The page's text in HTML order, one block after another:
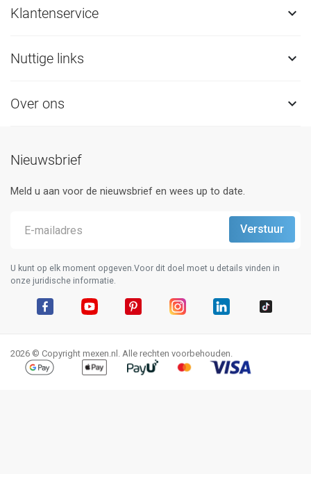
Klantenservice 
Nuttige links 
Over ons 
Nieuwsbrief
Meld u aan voor de nieuwsbrief en wees up to date.
U kunt op elk moment opgeven.Voor dit doel moet u details vinden in
onze juridische informatie.
2026 © Copyright mexen.nl. Alle rechten voorbehouden.